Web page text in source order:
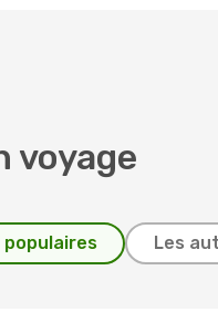
voyage
Les